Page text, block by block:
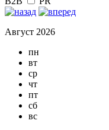
Август 2026
пн
вт
ср
чт
пт
сб
вс